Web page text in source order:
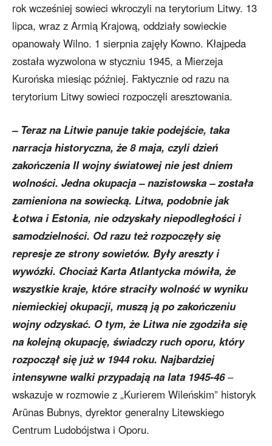
rok wcześniej sowieci wkroczyli na terytorium Litwy. 13
lipca, wraz z Armią Krajową, oddziały sowieckie
opanowały Wilno. 1 sierpnia zajęły Kowno. Kłajpeda
została wyzwolona w styczniu 1945, a Mierzeja
Kurońska miesiąc później. Faktycznie od razu na
terytorium Litwy sowieci rozpoczęli aresztowania.
– Teraz na Litwie panuje takie podejście, taka
narracja historyczna, że 8 maja, czyli dzień
zakończenia II wojny światowej nie jest dniem
wolności. Jedna okupacja – nazistowska – została
zamieniona na sowiecką. Litwa, podobnie jak
Łotwa i Estonia, nie odzyskały niepodległości i
samodzielności. Od razu też rozpoczęły się
represje ze strony sowietów. Były areszty i
wywózki. Chociaż Karta Atlantycka mówiła, że
wszystkie kraje, które straciły wolność w wyniku
niemieckiej okupacji, muszą ją po zakończeniu
wojny odzyskać. O tym, że Litwa nie zgodziła się
na kolejną okupację, świadczy ruch oporu, który
rozpoczął się już w 1944 roku. Najbardziej
intensywne walki przypadają na lata 1945-46–
wskazuje w rozmowie z „Kurierem Wileńskim” historyk
Arūnas Bubnys, dyrektor generalny Litewskiego
Centrum Ludobójstwa i Oporu.